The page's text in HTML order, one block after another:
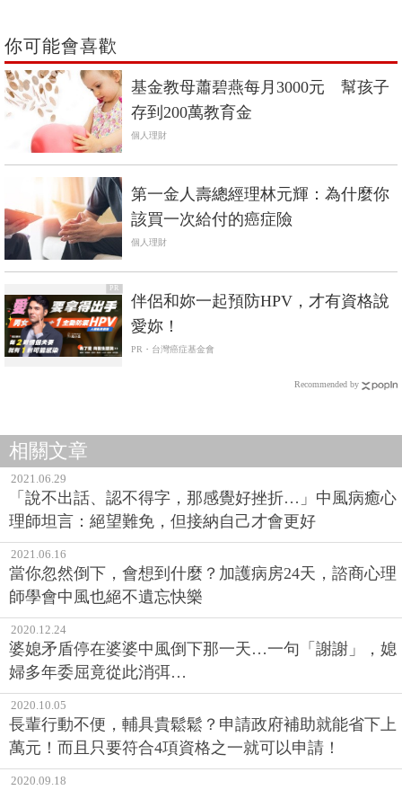
你可能會喜歡
基金教母蕭碧燕每月3000元 幫孩子
存到200萬教育金
個人理財
第一金人壽總經理林元輝：為什麼你
該買一次給付的癌症險
個人理財
PR
伴侶和妳一起預防HPV，才有資格說
愛妳！
PR・台灣癌症基金會
Recommended by
相關文章
2021.06.29
「說不出話、認不得字，那感覺好挫折…」中風病癒心
理師坦言：絕望難免，但接納自己才會更好
2021.06.16
當你忽然倒下，會想到什麼？加護病房24天，諮商心理
師學會中風也絕不遺忘快樂
2020.12.24
婆媳矛盾停在婆婆中風倒下那一天…一句「謝謝」，媳
婦多年委屈竟從此消弭…
2020.10.05
長輩行動不便，輔具貴鬆鬆？申請政府補助就能省下上
萬元！而且只要符合4項資格之一就可以申請！
2020.09.18